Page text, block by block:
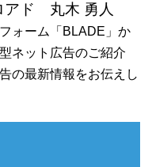
アド 丸木 勇人
ォーム「BLADE」か
ネット広告のご紹介
の最新情報をお伝えし